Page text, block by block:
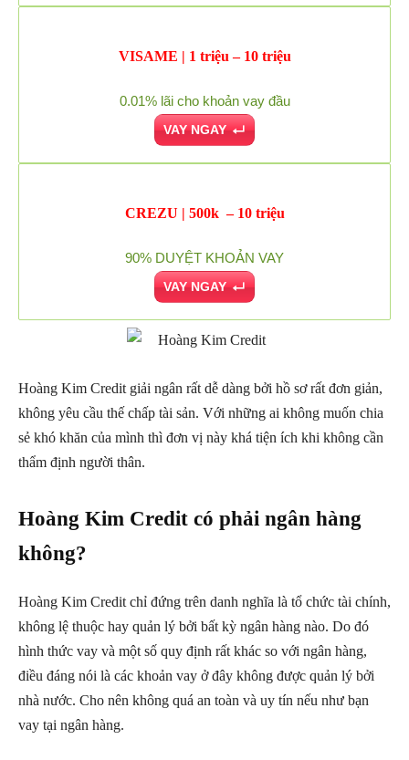
VISAME | 1 triệu – 10 triệu
0.01% lãi cho khoản vay đầu
VAY NGAY
CREZU | 500k – 10 triệu
90% DUYỆT KHOẢN VAY
VAY NGAY
Hoàng Kim Credit giải ngân rất dễ dàng bởi hồ sơ rất đơn giản,
không yêu cầu thế chấp tài sản. Với những ai không muốn chia
sẻ khó khăn của mình thì đơn vị này khá tiện ích khi không cần
thẩm định người thân.
Hoàng Kim Credit có phải ngân hàng
không?
Hoàng Kim Credit chỉ đứng trên danh nghĩa là tổ chức tài chính,
không lệ thuộc hay quản lý bởi bất kỳ ngân hàng nào. Do đó
hình thức vay và một số quy định rất khác so với ngân hàng,
điều đáng nói là các khoản vay ở đây không được quản lý bởi
nhà nước. Cho nên không quá an toàn và uy tín nếu như bạn
vay tại ngân hàng.